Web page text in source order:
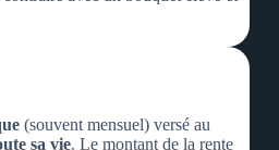
(souvent mensuel) versé au
sa vie. Le montant de la rente